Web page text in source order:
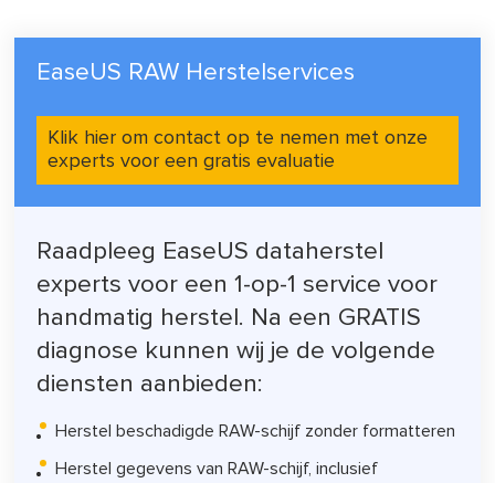
EaseUS RAW Herstelservices
Klik hier om contact op te nemen met onze
experts voor een gratis evaluatie
Raadpleeg EaseUS dataherstel
experts voor een 1-op-1 service voor
handmatig herstel. Na een GRATIS
diagnose kunnen wij je de volgende
diensten aanbieden:
Herstel beschadigde RAW-schijf zonder formatteren
Herstel gegevens van RAW-schijf, inclusief